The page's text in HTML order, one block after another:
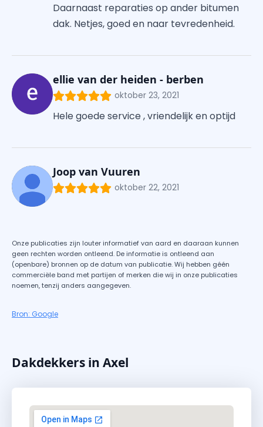
Daarnaast reparaties op ander bitumen
dak. Netjes, goed en naar tevredenheid.
ellie van der heiden - berben
oktober 23, 2021
Hele goede service , vriendelijk en optijd
Joop van Vuuren
oktober 22, 2021
Onze publicaties zijn louter informatief van aard en daaraan kunnen
geen rechten worden ontleend. De informatie is ontleend aan
(openbare) bronnen op de datum van publicatie. Wij hebben géén
commerciële band met partijen of merken die wij in onze publicaties
noemen, tenzij anders aangegeven.
Bron: Google
Dakdekkers in Axel